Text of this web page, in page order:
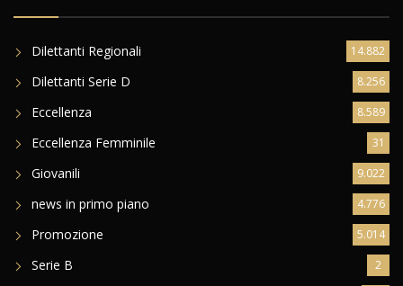
Dilettanti Regionali 14.882
Dilettanti Serie D 8.256
Eccellenza 8.589
Eccellenza Femminile 31
Giovanili 9.022
news in primo piano 4.776
Promozione 5.014
Serie B 2